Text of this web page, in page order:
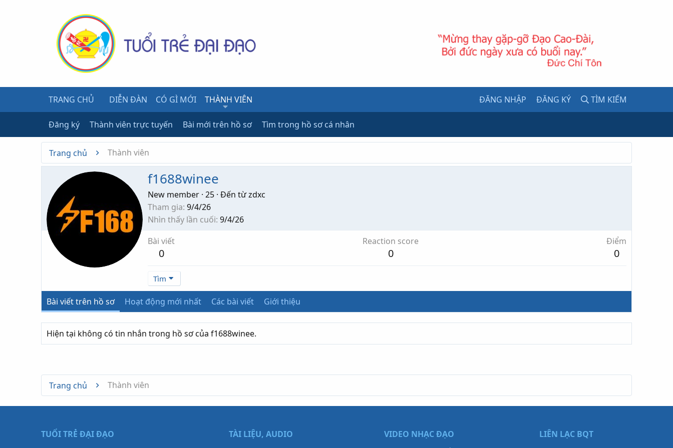
TRANG CHỦ DIỄN ĐÀN CÓ GÌ MỚI THÀNH VIÊN ĐĂNG NHẬP ĐĂNG KÝ TÌM KIẾM
Đăng ký Thành viên trực tuyến Bài mới trên hồ sơ Tìm trong hồ sơ cá nhân
Trang chủ Thành viên
f1688winee
New member · 25 · Đến từzdxc
Tham gia 9/4/26
Nhìn thấy lần cuối 9/4/26
Bài viết
0
Reaction score
0
Điểm
0
Tìm
Bài viết trên hồ sơ Hoạt động mới nhất Các bài viết Giới thiệu
Hiện tại không có tin nhắn trong hồ sơ của f1688winee.
Trang chủ Thành viên
TUỔI TRẺ ĐẠI ĐẠO TÀI LIỆU, AUDIO VIDEO NHẠC ĐẠO LIÊN LẠC BQT